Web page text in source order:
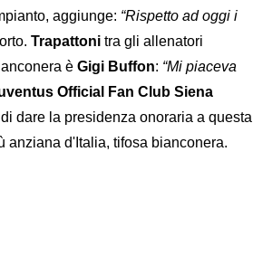
aggiunge: “Rispetto ad oggi i
Trapattoni tra gli allenatori
è Gigi Buffon: “Mi piaceva
Official Fan Club Siena
dare la presidenza onoraria a questa
anziana d'Italia, tifosa bianconera.